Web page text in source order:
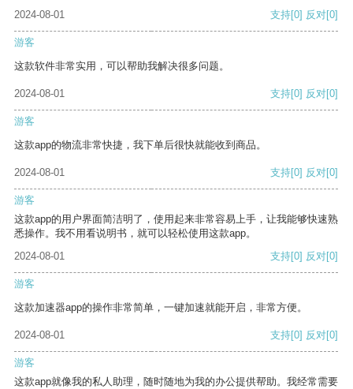
2024-08-01 支持[0] 反对[0]
游客
这款软件非常实用，可以帮助我解决很多问题。
2024-08-01 支持[0] 反对[0]
游客
这款app的物流非常快捷，我下单后很快就能收到商品。
2024-08-01 支持[0] 反对[0]
游客
这款app的用户界面简洁明了，使用起来非常容易上手，让我能够快速熟
悉操作。我不用看说明书，就可以轻松使用这款app。
2024-08-01
支持[0] 反对[0]
游客
这款加速器app的操作非常简单，一键加速就能开启，非常方便。
2024-08-01 支持[0] 反对[0]
游客
这款app就像我的私人助理，随时随地为我的办公提供帮助。我经常需要